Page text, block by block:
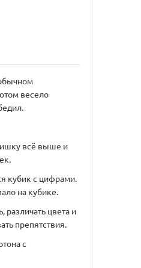
весело
всё выше и
кубик с цифрами.
на кубике.
цвета и
препятствия.
с